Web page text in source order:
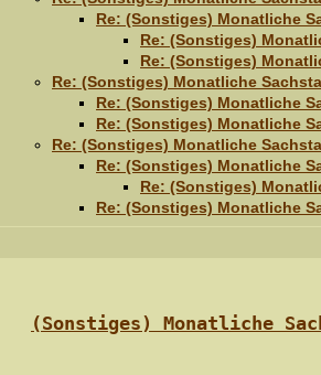
Re: (Sonstiges) Monatliche
Re: (Sonstiges)
Re: (Sonstiges)
Re: (Sonstiges) Monatliche
Re: (Sonstiges) Monatliche
Re: (Sonstiges) Monatliche
Re: (Sonstiges) Monatliche
Re: (Sonstiges) Monatliche
Re: (Sonstiges)
Re: (Sonstiges) Monatliche
(Sonstiges) Monatliche